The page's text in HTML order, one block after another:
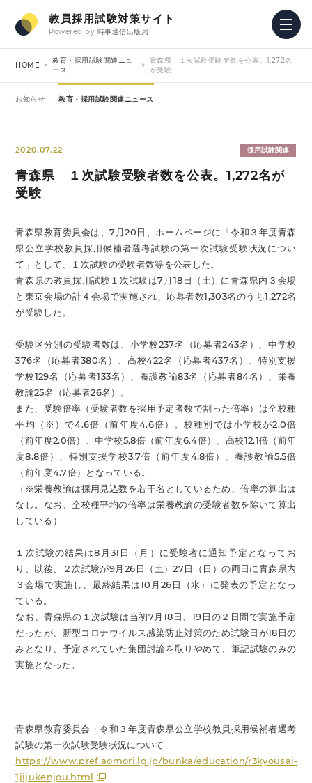
教員採用試験対策サイト
Powered by 時事通信出版局
HOME
教育・採用試験関連ニュ
ース
青森県 １次試験受験者数を公表。1,272名
が受験
お知らせ 教育・採用試験関連ニュース
2020.07.22 採用試験関連
青森県 １次試験受験者数を公表。1,272名が
受験
青森県教育委員会は、7月20日、ホームページに「令和３年度青森
県公立学校教員採用候補者選考試験の第一次試験受験状況につい
て」として、１次試験の受験者数等を公表した。
青森県の教員採用試験１次試験は7月18日（土）に青森県内３会場
と東京会場の計４会場で実施され、応募者数1,303名のうち1,272名
が受験した。
受験区分別の受験者数は、小学校237名（応募者243名）、中学校
376名（応募者380名）、高校422名（応募者437名）、特別支援
学校129名（応募者133名）、養護教諭83名（応募者84名）、栄養
教諭25名（応募者26名）。
また、受験倍率（受験者数を採用予定者数で割った倍率）は全校種
平均（※）で4.6倍（前年度4.6倍）。校種別では小学校が2.0倍
（前年度2.0倍）、中学校5.8倍（前年度6.4倍）、高校12.1倍（前年
度8.8倍）、特別支援学校3.7倍（前年度4.8倍）、養護教諭5.5倍
（前年度4.7倍）となっている。
（※栄養教諭は採用見込数を若干名としているため、倍率の算出は
なし。なお、全校種平均の倍率は栄養教諭の受験者数を除いて算出
している）
１次試験の結果は8月31日（月）に受験者に通知予定となってお
り、以後、２次試験が9月26日（土）27日（日）の両日に青森県内
３会場で実施し、最終結果は10月26日（水）に発表の予定となっ
ている。
なお、青森県の１次試験は当初7月18日、19日の２日間で実施予定
だったが、新型コロナウイルス感染防止対策のため試験日が18日の
みとなり、予定されていた集団討論を取りやめて、筆記試験のみの
実施となった。
青森県教育委員会・令和３年度青森県公立学校教員採用候補者選考
試験の第一次試験受験状況について
https://www.pref.aomori.lg.jp/bunka/education/r3kyousai-
1jijukenjou.html